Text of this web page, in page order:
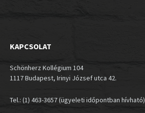
KAPCSOLAT
Schönherz Kollégium 104
1117 Budapest, Irinyi József utca 42.
Tel.: (1) 463-3657 (ügyeleti időpontban hívható)